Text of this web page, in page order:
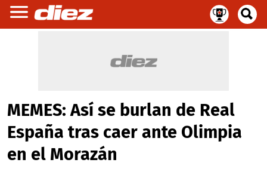
MEMES: Así se burlan de Real
España tras caer ante Olimpia
en el Morazán